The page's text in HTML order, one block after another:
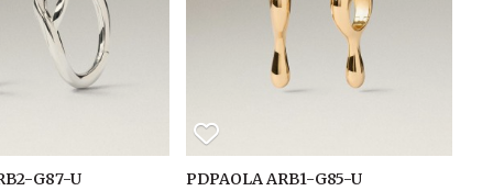
G87-U
PDPAOLA ARB1-G85-U